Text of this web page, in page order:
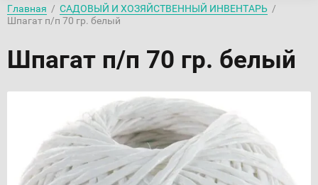
Главная
  /
САДОВЫЙ И ХОЗЯЙСТВЕННЫЙ ИНВЕНТАРЬ
  /
Шпагат п/п 70 гр. белый
Шпагат п/п 70 гр. белый